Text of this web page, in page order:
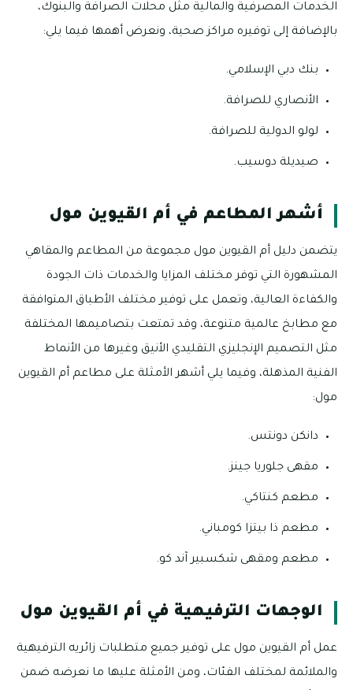
الخدمات المصرفية والمالية مثل محلات الصرافة والبنوك،
بالإضافة إلى توفيره مراكز صحية، ونعرض أهمها فيما يلي:
بنك دبي الإسلامي.
الأنصاري للصرافة.
لولو الدولية للصرافة.
صيديلة دوسيب.
أشهر المطاعم في أم القيوين مول
يتضمن دليل أم القيوين مول مجموعة من المطاعم والمقاهي
المشهورة التي توفر مختلف المزايا والخدمات ذات الجودة
والكفاءة العالية، وتعمل على توفير مختلف الأطباق المتوافقة
مع مطابخ عالمية متنوعة، وقد تمتعت بتصاميمها المختلفة
مثل التصميم الإنجليزي التقليدي الأنيق وغيرها من الأنماط
الفنية المذهلة، وفيما يلي أشهر الأمثلة على مطاعم أم القيوين
مول:
دانكن دونتس.
مقهى جلوريا جينز.
مطعم كنتاكي.
مطعم ذا بيتزا كومباني.
مطعم ومقهى شكسبير آند كو.
الوجهات الترفيهية في أم القيوين مول
عمل أم القيوين مول على توفير جميع متطلبات زائريه الترفيهية
والملائمة لمختلف الفئات، ومن الأمثلة عليها ما نعرضه ضمن